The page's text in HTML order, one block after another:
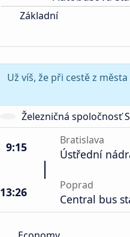
Základní
Už víš, že při cestě z
Železničná spoločnosť
9:15 Bratislava
Ústřední
13:26 Poprad
Central bus